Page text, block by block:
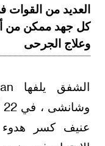
العديد من القوات
كل جهد ممكن من
وعلاج الجرحى
عنيف كسر هدوء